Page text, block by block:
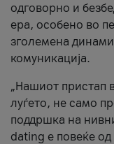
одговорно и
ера, особено во
зголемена
комуникација.
„Нашиот пристап
луѓето, не само
поддршка на
dating е повеќе од